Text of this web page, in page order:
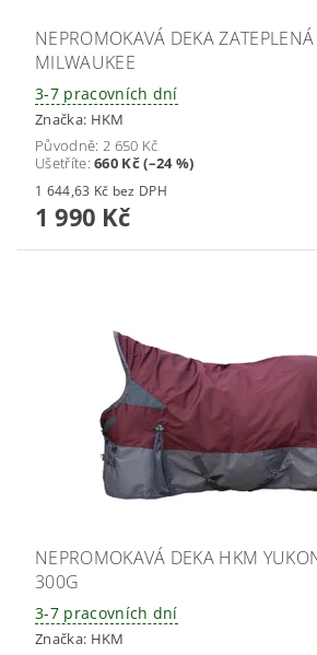
NEPROMOKAVÁ DEKA
MILWAUKEE
3-7 pracovních dní
Značka: HKM
Původně: 2 650 Kč
Ušetříte:660 Kč (–24 %)
1 644,63 Kč bez DPH
1 990 Kč
NEPROMOKAVÁ DEKA HKM
300G
3-7 pracovních dní
Značka: HKM